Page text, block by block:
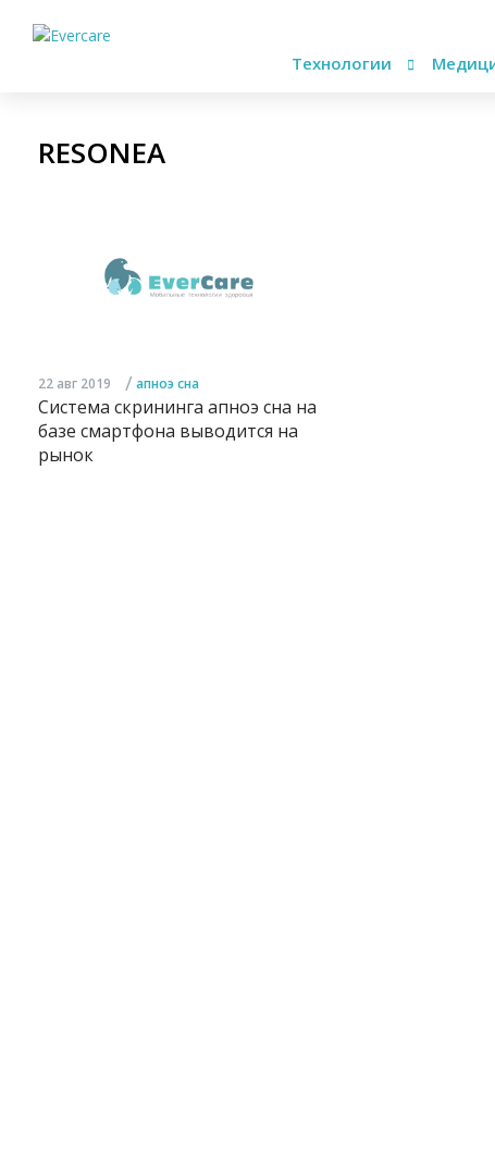
Технологии
RESONEA
22 авг 2019 / апноэ сна
Система скрининга апноэ сна на
базе смартфона выводится на
рынок